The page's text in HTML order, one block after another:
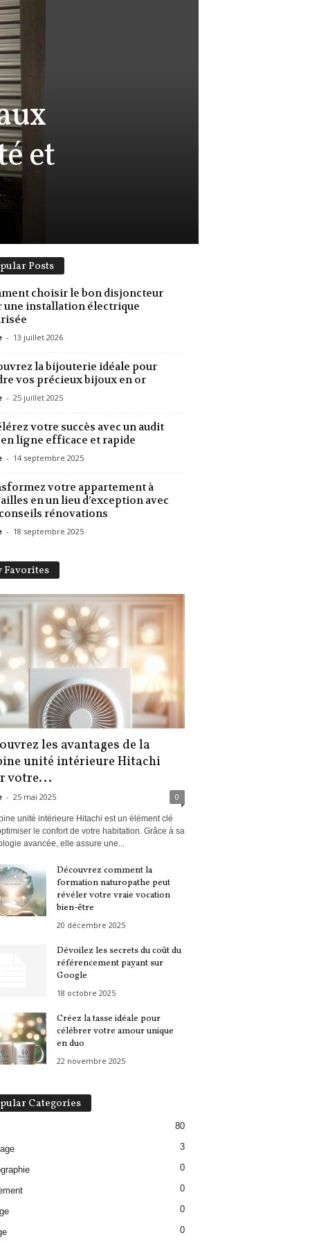
et
Posts
choisir le bon disjoncteur
une installation électrique
- 13 juillet 2026
la bijouterie idéale pour
vos précieux bijoux en or
- 25 juillet 2025
votre succès avec un audit
en ligne efficace et rapide
- 14 septembre 2025
votre appartement à
en un lieu d’exception avec
rénovations
- 18 septembre 2025
Favorites
les avantages de la
unité intérieure Hitachi
votre...
- 25 mai 2025 0
unité intérieure Hitachi est un élément clé
le confort de votre habitation. Grâce à sa
avancée, elle assure une...
Découvrez comment la
formation naturopathe peut
révéler votre vraie vocation
bien-être
20 décembre 2025
Dévoilez les secrets du coût du
référencement payant sur
Google
18 octobre 2025
Créez la tasse idéale pour
célébrer votre amour unique
en duo
22 novembre 2025
Categories
80
3
0
0
0
0